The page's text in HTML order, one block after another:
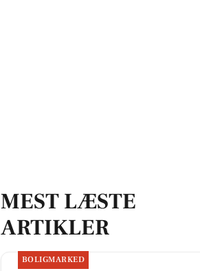
MEST LÆSTE
ARTIKLER
BOLIGMARKED